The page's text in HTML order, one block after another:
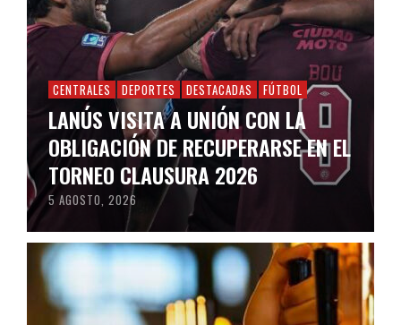
CENTRALES DEPORTES DESTACADAS FÚTBOL
LANÚS VISITA A UNIÓN CON LA
OBLIGACIÓN DE RECUPERARSE EN EL
TORNEO CLAUSURA 2026
5 AGOSTO, 2026